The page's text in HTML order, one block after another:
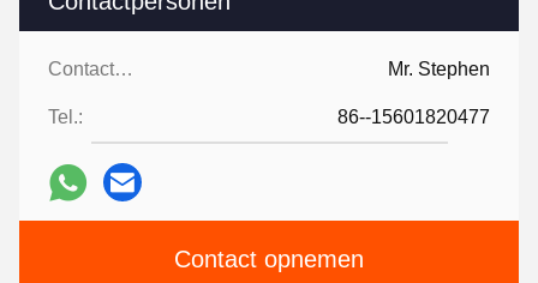
Contactpersonen: Mr. Stephen
Tel.: 86--15601820477
Contact opnemen